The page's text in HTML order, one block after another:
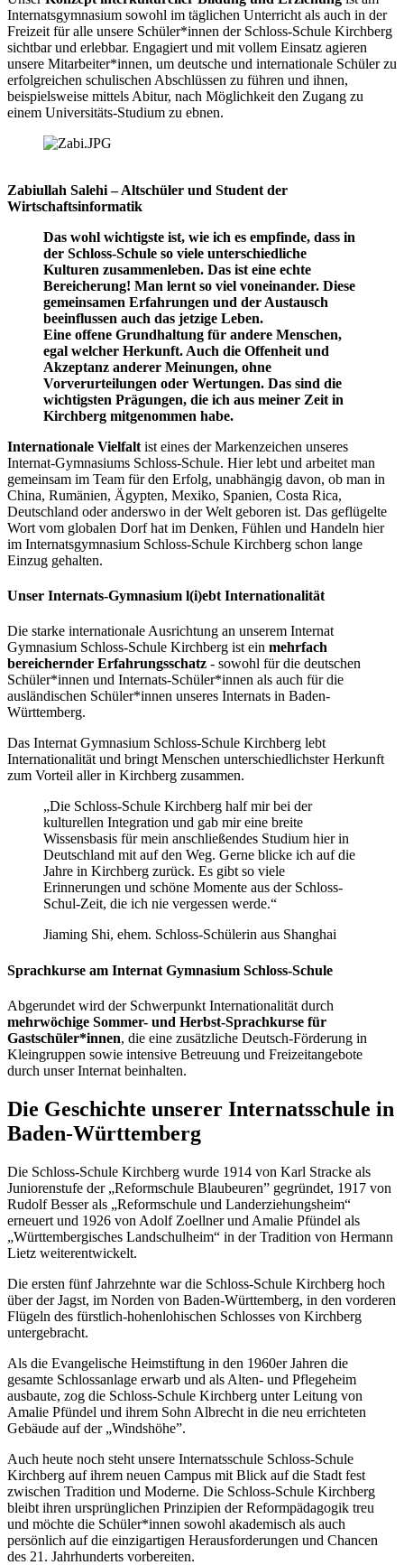
Internatsgymnasium sowohl im täglichen Unterricht als auch in der
Freizeit für alle unsere Schüler*innen der Schloss-Schule Kirchberg
sichtbar und erlebbar. Engagiert und mit vollem Einsatz agieren
unsere Mitarbeiter*innen, um deutsche und internationale Schüler zu
erfolgreichen schulischen Abschlüssen zu führen und ihnen,
beispielsweise mittels Abitur, nach Möglichkeit den Zugang zu
einem Universitäts-Studium zu ebnen.
Zabiullah Salehi – Altschüler und Student der
Wirtschaftsinformatik
Das wohl wichtigste ist, wie ich es empfinde, dass in
der Schloss-Schule so viele unterschiedliche
Kulturen zusammenleben. Das ist eine echte
Bereicherung! Man lernt so viel voneinander. Diese
gemeinsamen Erfahrungen und der Austausch
beeinflussen auch das jetzige Leben.
Eine offene Grundhaltung für andere Menschen,
egal welcher Herkunft. Auch die Offenheit und
Akzeptanz anderer Meinungen, ohne
Vorverurteilungen oder Wertungen. Das sind die
wichtigsten Prägungen, die ich aus meiner Zeit in
Kirchberg mitgenommen habe.
Internationale Vielfalt ist eines der Markenzeichen unseres
Internat-Gymnasiums Schloss-Schule. Hier lebt und arbeitet man
gemeinsam im Team für den Erfolg, unabhängig davon, ob man in
China, Rumänien, Ägypten, Mexiko, Spanien, Costa Rica,
Deutschland oder anderswo in der Welt geboren ist. Das geflügelte
Wort vom globalen Dorf hat im Denken, Fühlen und Handeln hier
im Internatsgymnasium Schloss-Schule Kirchberg schon lange
Einzug gehalten.
Unser Internats-Gymnasium l(i)ebt Internationalität
Die starke internationale Ausrichtung an unserem Internat
Gymnasium Schloss-Schule Kirchberg ist ein mehrfach
bereichernder Erfahrungsschatz - sowohl für die deutschen
Schüler*innen und Internats-Schüler*innen als auch für die
ausländischen Schüler*innen unseres Internats in Baden-
Württemberg.
Das Internat Gymnasium Schloss-Schule Kirchberg lebt
Internationalität und bringt Menschen unterschiedlichster Herkunft
zum Vorteil aller in Kirchberg zusammen.
„Die Schloss-Schule Kirchberg half mir bei der
kulturellen Integration und gab mir eine breite
Wissensbasis für mein anschließendes Studium hier in
Deutschland mit auf den Weg. Gerne blicke ich auf die
Jahre in Kirchberg zurück. Es gibt so viele
Erinnerungen und schöne Momente aus der Schloss-
Schul-Zeit, die ich nie vergessen werde.“
Jiaming Shi, ehem. Schloss-Schülerin aus Shanghai
Sprachkurse am Internat Gymnasium Schloss-Schule
Abgerundet wird der Schwerpunkt Internationalität durch
mehrwöchige Sommer- und Herbst-Sprachkurse für
Gastschüler*innen, die eine zusätzliche Deutsch-Förderung in
Kleingruppen sowie intensive Betreuung und Freizeitangebote
durch unser Internat beinhalten.
Die Geschichte unserer Internatsschule in
Baden-Württemberg
Die Schloss-Schule Kirchberg wurde 1914 von Karl Stracke als
Juniorenstufe der „Reformschule Blaubeuren” gegründet, 1917 von
Rudolf Besser als „Reformschule und Landerziehungsheim“
erneuert und 1926 von Adolf Zoellner und Amalie Pfündel als
„Württembergisches Landschulheim“ in der Tradition von Hermann
Lietz weiterentwickelt.
Die ersten fünf Jahrzehnte war die Schloss-Schule Kirchberg hoch
über der Jagst, im Norden von Baden-Württemberg, in den vorderen
Flügeln des fürstlich-hohenlohischen Schlosses von Kirchberg
untergebracht.
Als die Evangelische Heimstiftung in den 1960er Jahren die
gesamte Schlossanlage erwarb und als Alten- und Pflegeheim
ausbaute, zog die Schloss-Schule Kirchberg unter Leitung von
Amalie Pfündel und ihrem Sohn Albrecht in die neu errichteten
Gebäude auf der „Windshöhe”.
Auch heute noch steht unsere Internatsschule Schloss-Schule
Kirchberg auf ihrem neuen Campus mit Blick auf die Stadt fest
zwischen Tradition und Moderne. Die Schloss-Schule Kirchberg
bleibt ihren ursprünglichen Prinzipien der Reformpädagogik treu
und möchte die Schüler*innen sowohl akademisch als auch
persönlich auf die einzigartigen Herausforderungen und Chancen
des 21. Jahrhunderts vorbereiten.